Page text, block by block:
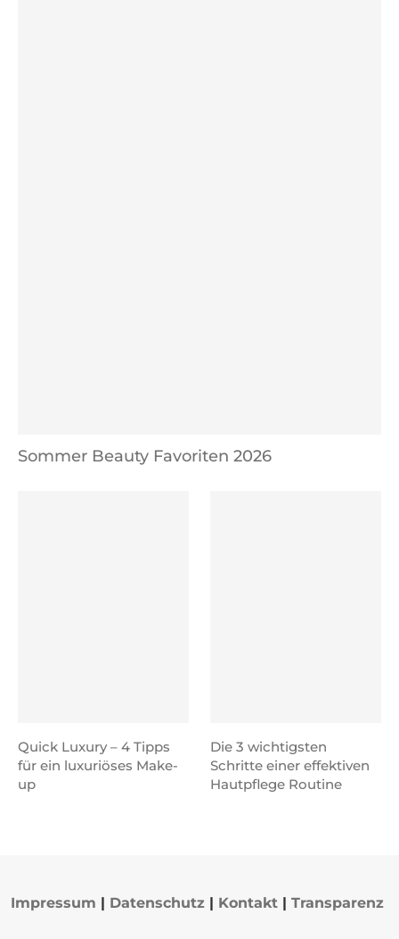
Sommer Beauty Favoriten 2026
Quick Luxury – 4 Tipps
für ein luxuriöses Make-
up
Die 3 wichtigsten
Schritte einer effektiven
Hautpflege Routine
Impressum | Datenschutz | Kontakt | Transparenz